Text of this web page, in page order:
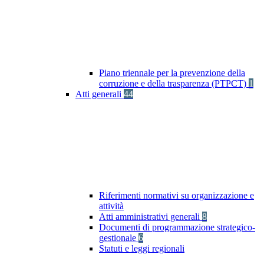
Piano triennale per la prevenzione della
corruzione e della trasparenza (PTPCT) 1
Atti generali 44
Riferimenti normativi su organizzazione e
attività
Atti amministrativi generali 8
Documenti di programmazione strategico-
gestionale 6
Statuti e leggi regionali